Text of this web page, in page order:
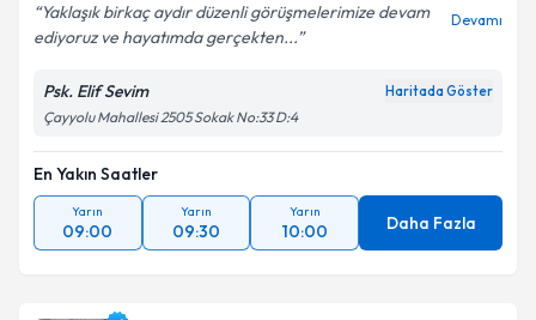
Yaklaşık birkaç aydır düzenli görüşmelerimize devam
ediyoruz ve hayatımda gerçekten...
Devamı
Psk. Elif Sevim Haritada Göster
Çayyolu Mahallesi 2505 Sokak No:33 D:4
En Yakın Saatler
Yarın
09:00
Yarın
09:30
Yarın
10:00 Daha Fazla